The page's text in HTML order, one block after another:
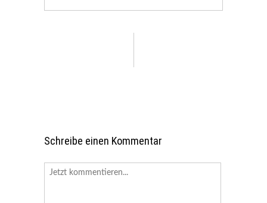
Schreibe einen Kommentar